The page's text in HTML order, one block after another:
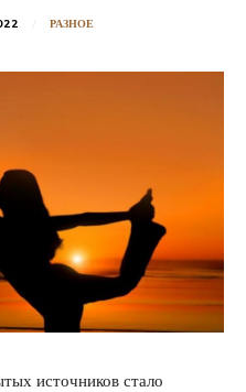
РАЗНОЕ
источников стало